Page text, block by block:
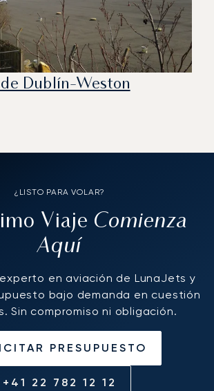
Dublín-Weston
¿LISTO PARA VOLAR?
Viaje Comienza
Aquí
en aviación de LunaJets y
bajo demanda en cuestión
Sin compromiso ni obligación.
PRESUPUESTO
+41 22 782 12 12